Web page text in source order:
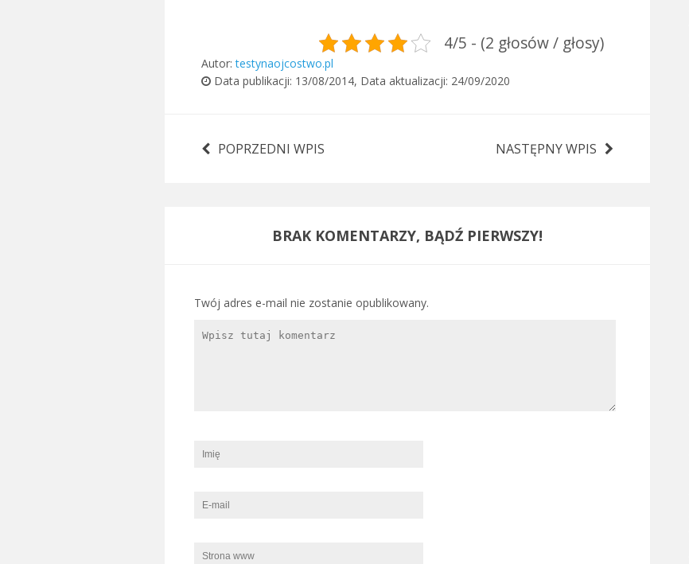
4/5 - (2 głosów / głosy)
Autor:testynaojcostwo.pl
Data publikacji: 13/08/2014, Data aktualizacji: 24/09/2020
POPRZEDNI WPIS NASTĘPNY WPIS
BRAK KOMENTARZY, BĄDŹ PIERWSZY!
Twój adres e-mail nie zostanie opublikowany.